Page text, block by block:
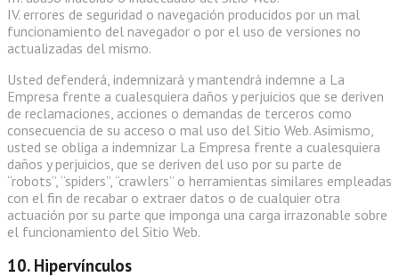
IV. errores de seguridad o navegación producidos por un mal
funcionamiento del navegador o por el uso de versiones no
actualizadas del mismo.
Usted defenderá, indemnizará y mantendrá indemne a La
Empresa frente a cualesquiera daños y perjuicios que se deriven
de reclamaciones, acciones o demandas de terceros como
consecuencia de su acceso o mal uso del Sitio Web. Asimismo,
usted se obliga a indemnizar La Empresa frente a cualesquiera
daños y perjuicios, que se deriven del uso por su parte de
“robots”, “spiders”, “crawlers” o herramientas similares empleadas
con el fin de recabar o extraer datos o de cualquier otra
actuación por su parte que imponga una carga irrazonable sobre
el funcionamiento del Sitio Web.
10. Hipervínculos